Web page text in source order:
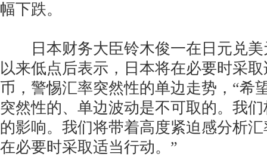
幅下跌。
日本财务大臣铃木俊一在日元兑美
以来低点后表示，日本将在必要时采
币，警惕汇率突然性的单边走势，“希
突然性的、单边波动是不可取的。我
的影响。我们将带着高度紧迫感分析
在必要时采取适当行动。”